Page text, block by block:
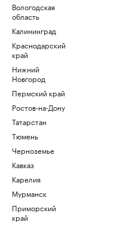
Вологодская
область
Калининград
Краснодарский
край
Нижний
Новгород
Пермский край
Ростов-на-Дону
Татарстан
Тюмень
Черноземье
Кавказ
Карелия
Мурманск
Приморский
край